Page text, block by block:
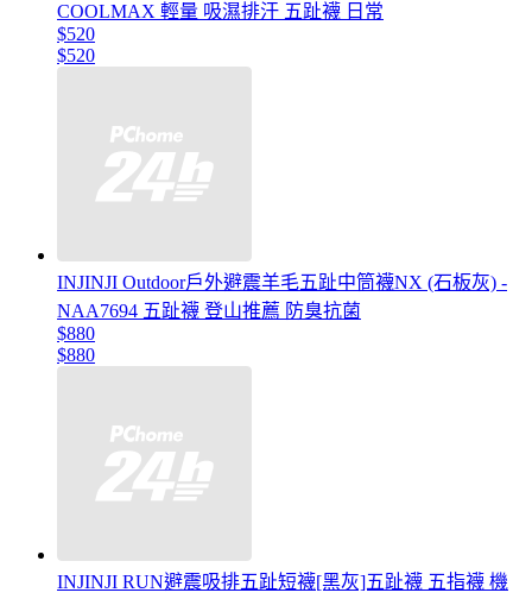
COOLMAX 輕量 吸濕排汗 五趾襪 日常
$520
$520
INJINJI Outdoor戶外避震羊毛五趾中筒襪NX (石板灰) -
NAA7694 五趾襪 登山推薦 防臭抗菌
$880
$880
INJINJI RUN避震吸排五趾短襪[黑灰]五趾襪 五指襪 機